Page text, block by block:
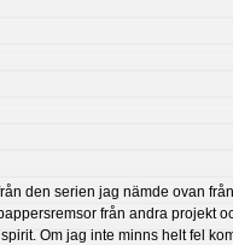
den serien jag nämde ovan från
från andra projekt
Om jag inte minns helt fel